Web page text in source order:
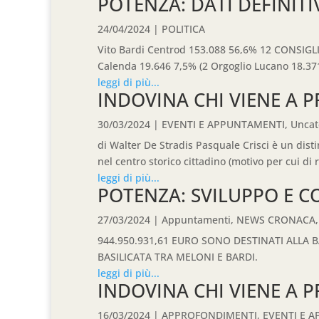
24/04/2024 | POLITICA
Vito Bardi Centrod 153.088 56,6% 12
Calenda 19.646 7,5% (2 Orgoglio Lucano
leggi di più...
INDOVINA CHI VIENE A
30/03/2024 | EVENTI E APPUNTAMENTI,
di Walter De Stradis Pasquale Crisci è un
nel centro storico cittadino (motivo per cui di
leggi di più...
POTENZA: SVILUPPO E
27/03/2024 | Appuntamenti, NEWS CRONACA
944.950.931,61 EURO SONO DESTINATI ALLA
BASILICATA TRA MELONI E BARDI.
leggi di più...
INDOVINA CHI VIENE A
16/03/2024 | APPROFONDIMENTI, EVENTI E